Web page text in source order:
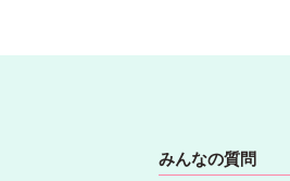
みんなの質問